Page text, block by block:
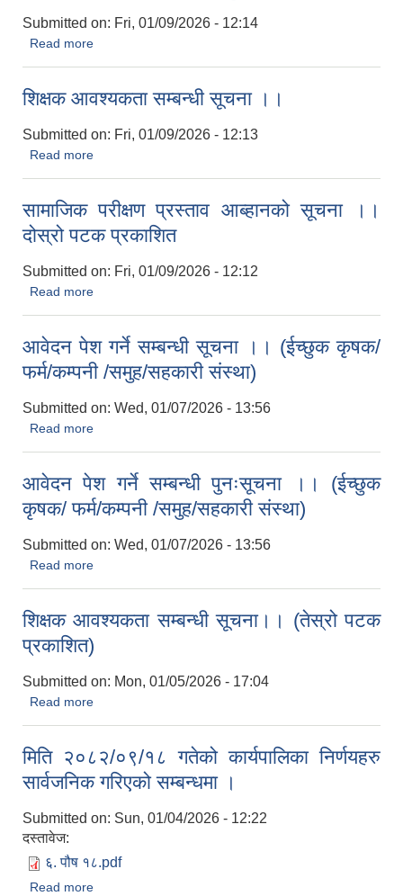
Submitted on: Fri, 01/09/2026 - 12:14
Read more
शिक्षक आवश्यकता सम्बन्धी सूचना ।।
Submitted on: Fri, 01/09/2026 - 12:13
Read more
सामाजिक परीक्षण प्रस्ताव आब्हानको सूचना ।।
दोस्रो पटक प्रकाशित
Submitted on: Fri, 01/09/2026 - 12:12
Read more
प्रकाशित
आवेदन पेश गर्ने सम्बन्धी सूचना ।। (ईच्छुक कृषक/
फर्म/कम्पनी /समुह/सहकारी संस्था)
Submitted on: Wed, 01/07/2026 - 13:56
Read more
/समुह/सहकारी संस्था)
आवेदन पेश गर्ने सम्बन्धी पुनःसूचना ।। (ईच्छुक
कृषक/ फर्म/कम्पनी /समुह/सहकारी संस्था)
Submitted on: Wed, 01/07/2026 - 13:56
Read more
कम्पनी /समुह/सहकारी संस्था)
शिक्षक आवश्यकता सम्बन्धी सूचना।। (तेस्रो पटक
प्रकाशित)
Submitted on: Mon, 01/05/2026 - 17:04
Read more
मिति २०८२/०९/१८ गतेको कार्यपालिका निर्णयहरु
सार्वजनिक गरिएको सम्बन्धमा ।
Submitted on: Sun, 01/04/2026 - 12:22
दस्तावेज:
६. पौष १८.pdf
Read more